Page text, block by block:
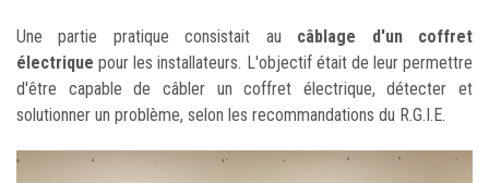
Une partie pratique consistait au câblage d'un coffret
électrique pour les installateurs. L'objectif était de leur permettre
d'être capable de câbler un coffret électrique, détecter et
solutionner un problème, selon les recommandations du R.G.I.E.